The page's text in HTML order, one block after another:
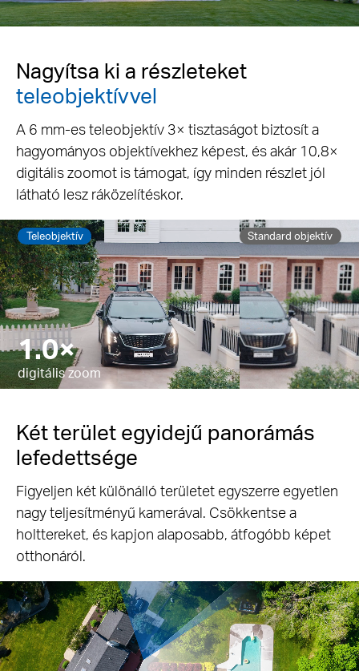
Nagyítsa ki a részleteket
teleobjektívvel
A 6 mm-es teleobjektív 3× tisztaságot biztosít a
hagyományos objektívekhez képest, és akár 10,8×
digitális zoomot is támogat, így minden részlet jól
látható lesz ráközelítéskor.
Pause
Teleobjektív
10.8×
digitális zoom
Standard objektív
Két terület egyidejű panorámás
lefedettsége
Figyeljen két különálló területet egyszerre egyetlen
nagy teljesítményű kamerával. Csökkentse a
holttereket, és kapjon alaposabb, átfogóbb képet
otthonáról.